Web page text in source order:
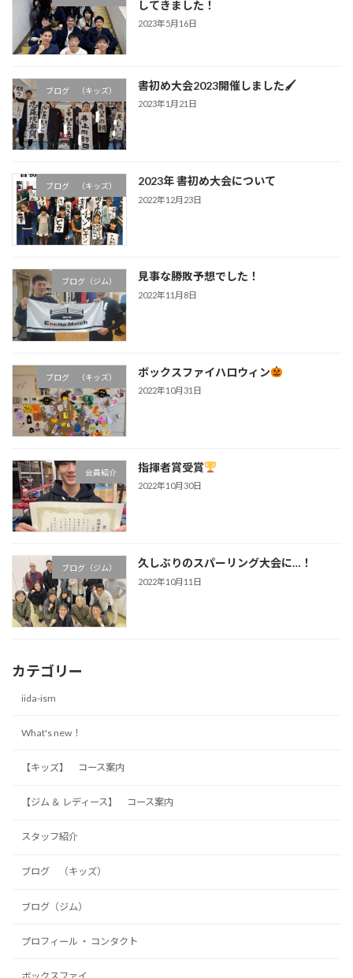
してきました！
2023年5月16日
ブログ （キッズ） 書初め大会2023開催しました🖌
2023年1月21日
ブログ （キッズ） 2023年 書初め大会について
2022年12月23日
ブログ（ジム） 見事な勝敗予想でした！
2022年11月8日
ブログ （キッズ） ボックスファイハロウィン
2022年10月31日
会員紹介 指揮者賞受賞
2022年10月30日
ブログ（ジム） 久しぶりのスパーリング大会に…！
2022年10月11日
カテゴリー
iida-ism
What's new！
【キッズ】 コース案内
【ジム ＆ レディース】 コース案内
スタッフ紹介
ブログ （キッズ）
ブログ（ジム）
プロフィール ・ コンタクト